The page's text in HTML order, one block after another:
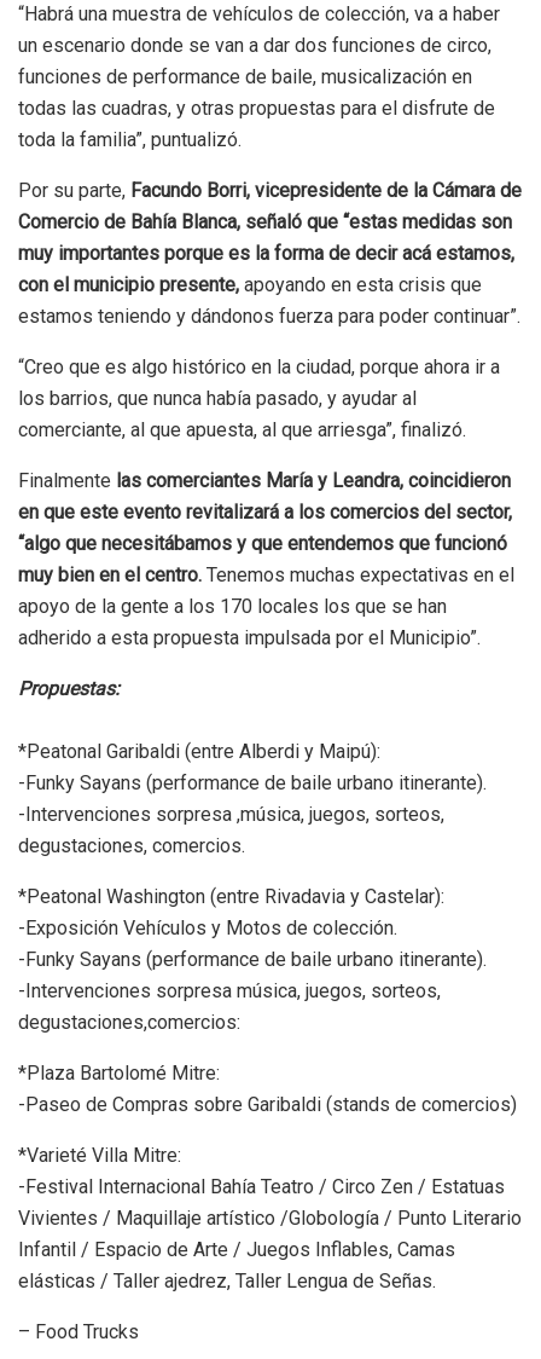
“Habrá una muestra de vehículos de colección, va a haber
un escenario donde se van a dar dos funciones de circo,
funciones de performance de baile, musicalización en
todas las cuadras, y otras propuestas para el disfrute de
toda la familia”, puntualizó.
Por su parte, Facundo Borri, vicepresidente de la Cámara de
Comercio de Bahía Blanca, señaló que “estas medidas son
muy importantes porque es la forma de decir acá estamos,
con el municipio presente, apoyando en esta crisis que
estamos teniendo y dándonos fuerza para poder continuar”.
“Creo que es algo histórico en la ciudad, porque ahora ir a
los barrios, que nunca había pasado, y ayudar al
comerciante, al que apuesta, al que arriesga”, finalizó.
Finalmente las comerciantes María y Leandra, coincidieron
en que este evento revitalizará a los comercios del sector,
“algo que necesitábamos y que entendemos que funcionó
muy bien en el centro. Tenemos muchas expectativas en el
apoyo de la gente a los 170 locales los que se han
adherido a esta propuesta impulsada por el Municipio”.
Propuestas:
*Peatonal Garibaldi (entre Alberdi y Maipú):
-Funky Sayans (performance de baile urbano itinerante).
-Intervenciones sorpresa ,música, juegos, sorteos,
degustaciones, comercios.
*Peatonal Washington (entre Rivadavia y Castelar):
-Exposición Vehículos y Motos de colección.
-Funky Sayans (performance de baile urbano itinerante).
-Intervenciones sorpresa música, juegos, sorteos,
degustaciones,comercios:
*Plaza Bartolomé Mitre:
-Paseo de Compras sobre Garibaldi (stands de comercios)
*Varieté Villa Mitre:
-Festival Internacional Bahía Teatro / Circo Zen / Estatuas
Vivientes / Maquillaje artístico /Globología / Punto Literario
Infantil / Espacio de Arte / Juegos Inflables, Camas
elásticas / Taller ajedrez, Taller Lengua de Señas.
– Food Trucks